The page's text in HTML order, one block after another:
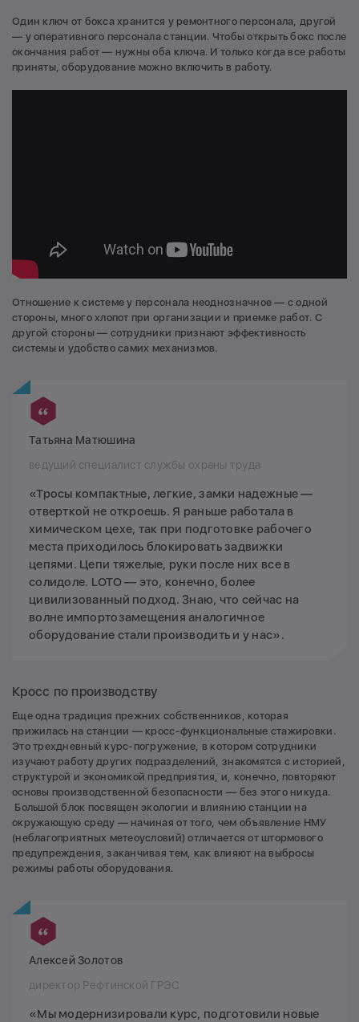
Один ключ от бокса хранится у ремонтного персонала, другой
— у оперативного персонала станции. Чтобы открыть бокс после
окончания работ — нужны оба ключа. И только когда все работы
приняты, оборудование можно включить в работу.
Отношение к системе у персонала неоднозначное — с одной
стороны, много хлопот при организации и приемке работ. С
другой стороны — сотрудники признают эффективность
системы и удобство самих механизмов.
Татьяна Матюшина
ведущий специалист службы охраны труда
«Тросы компактные, легкие, замки надежные —
отверткой не откроешь. Я раньше работала в
химическом цехе, так при подготовке рабочего
места приходилось блокировать задвижки
цепями. Цепи тяжелые, руки после них все в
солидоле. LOTO — это, конечно, более
цивилизованный подход. Знаю, что сейчас на
волне импортозамещения аналогичное
оборудование стали производить и у нас».
Кросс по производству
Еще одна традиция прежних собственников, которая
прижилась на станции — кросс-функциональные стажировки.
Это трехдневный курс-погружение, в котором сотрудники
изучают работу других подразделений, знакомятся с историей,
структурой и экономикой предприятия, и, конечно, повторяют
основы производственной безопасности — без этого никуда.
Большой блок посвящен экологии и влиянию станции на
окружающую среду — начиная от того, чем объявление НМУ
(неблагоприятных метеоусловий) отличается от штормового
предупреждения, заканчивая тем, как влияют на выбросы
режимы работы оборудования.
Алексей Золотов
директор Рефтинской ГРЭС
«Мы модернизировали курс, подготовили новые